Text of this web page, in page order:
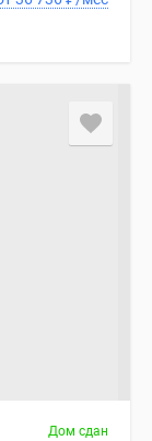
Дом сдан